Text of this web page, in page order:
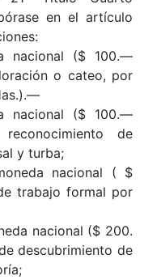
en el artículo
nacional ($ 100.—
o cateo, por
nacional ($ 100.—
de
y turba;
nacional ( $
trabajo formal por
nacional ($ 200.
descubrimiento de